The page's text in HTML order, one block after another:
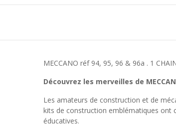
MECCANO réf 94, 95, 96 & 96a . 1
Découvrez les merveilles de
Les amateurs de construction et de
kits de construction emblématiques ont
éducatives.